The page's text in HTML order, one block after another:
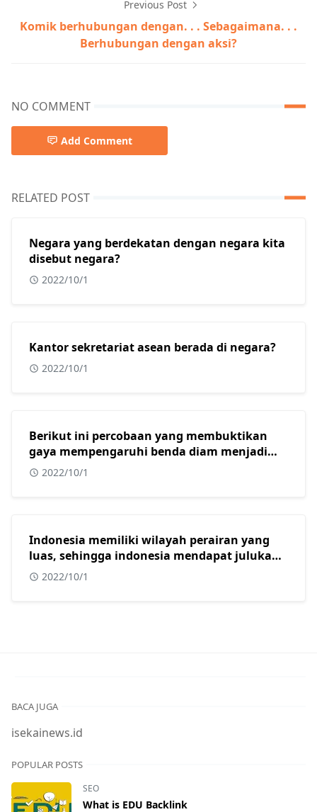
Previous Post
Komik berhubungan dengan. . . Sebagaimana. . .
Berhubungan dengan aksi?
NO COMMENT
Add Comment
RELATED POST
Negara yang berdekatan dengan negara kita
disebut negara?
2022/10/1
Kantor sekretariat asean berada di negara?
2022/10/1
Berikut ini percobaan yang membuktikan
gaya mempengaruhi benda diam menjadi
bergerak adalah?
2022/10/1
Indonesia memiliki wilayah perairan yang
luas, sehingga indonesia mendapat julukan
sebagai?
2022/10/1
BACA JUGA
isekainews.id
POPULAR POSTS
SEO
What is EDU Backlink